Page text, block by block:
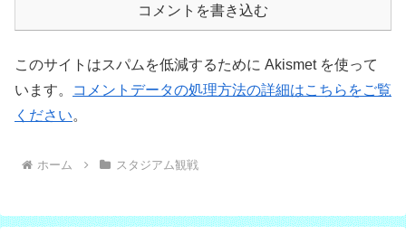
コメントを書き込む
このサイトはスパムを低減するために Akismet を使って
います。
コメントデータの処理方法の詳細はこちらをご覧
ください。
ホーム スタジアム観戦